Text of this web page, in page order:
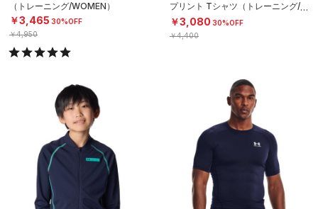
（トレーニング/WOMEN）
￥3,465 30%OFF
￥4,950
プリント Tシャツ（トレーニング/W
OMEN）
￥3,080 30%OFF
￥4,400